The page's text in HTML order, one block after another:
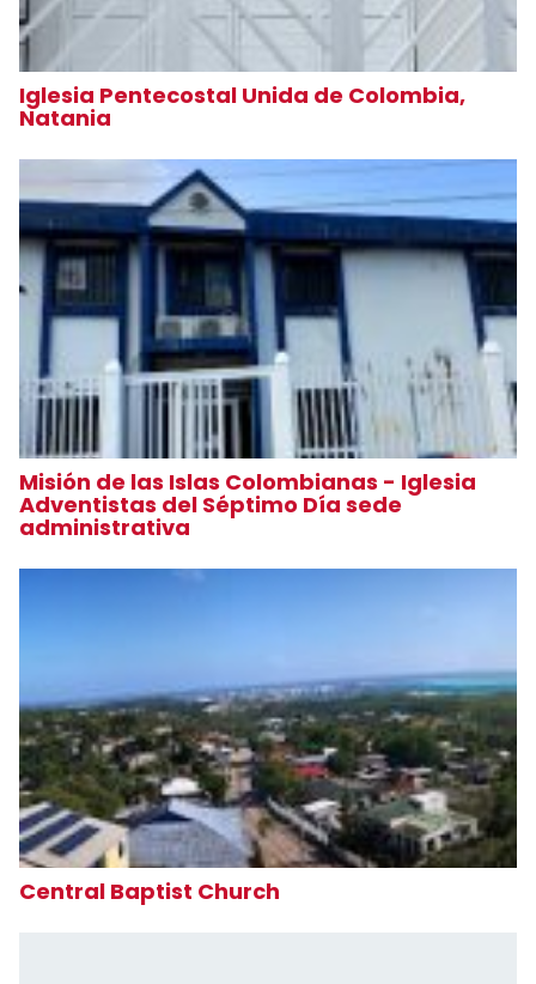
Iglesia Pentecostal Unida de Colombia,
Natania
Misión de las Islas Colombianas - Iglesia
Adventistas del Séptimo Día sede
administrativa
Central Baptist Church